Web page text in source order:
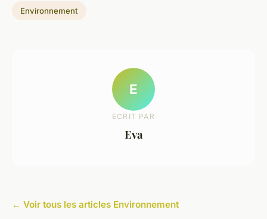
Environnement
E
ECRIT PAR
Eva
← Voir tous les articles Environnement